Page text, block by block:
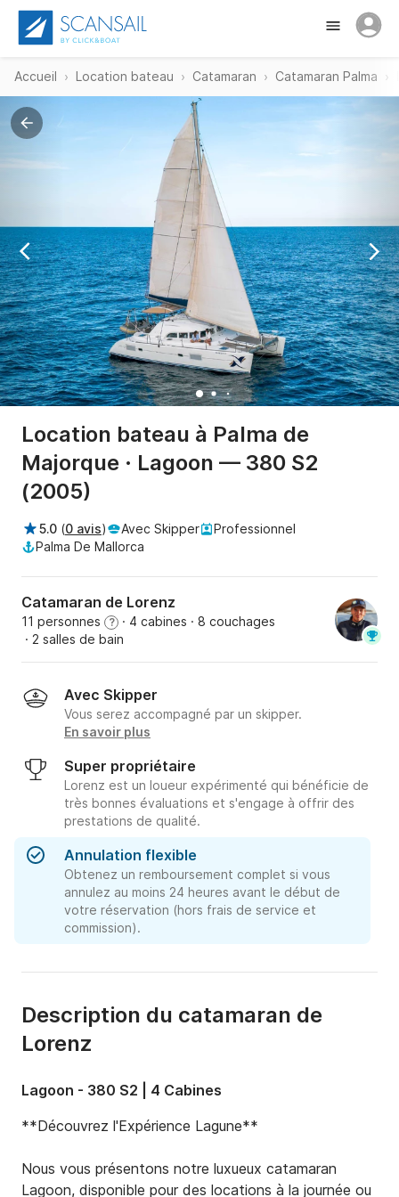
Accueil Location bateau Catamaran Catamaran Palma
Location bateau à Palma de
Majorque · Lagoon — 380 S2
(2005)
5.0 (0 avis) Avec Skipper
Professionnel
Palma De Mallorca
Catamaran de Lorenz
11 personnes ? · 4 cabines · 8 couchages
· 2 salles de bain
Avec Skipper
Vous serez accompagné par un skipper.
En savoir plus
Super propriétaire
Lorenz est un loueur expérimenté qui bénéficie de
très bonnes évaluations et s'engage à offrir des
prestations de qualité.
Annulation flexible
Obtenez un remboursement complet si vous
annulez au moins 24 heures avant le début de
votre réservation (hors frais de service et
commission).
Description du catamaran de
Lorenz
Lagoon - 380 S2 | 4 Cabines
**Découvrez l'Expérience Lagune**
Nous vous présentons notre luxueux catamaran
Lagoon, disponible pour des locations à la journée ou